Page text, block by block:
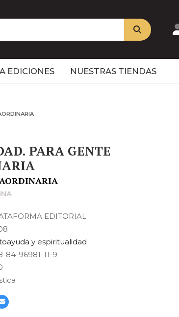
EDICIONES NUESTRAS TIENDAS
PARA GENTE
EDITORIAL
y espiritualidad
84-96981-11-9